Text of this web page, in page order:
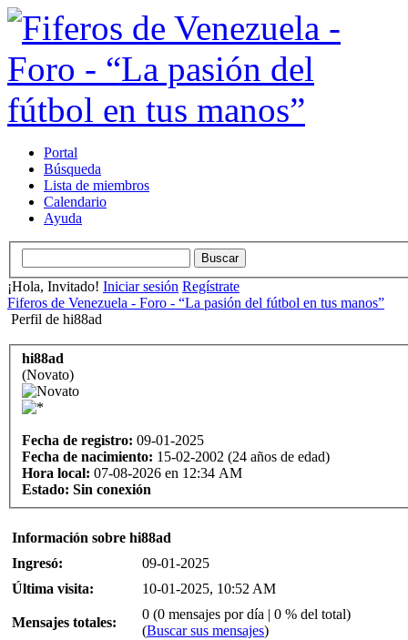
Portal
Búsqueda
Lista de miembros
Calendario
Ayuda
¡Hola, Invitado! Iniciar sesión Regístrate
Fiferos de Venezuela - Foro - “La pasión del fútbol en tus manos”
Perfil de hi88ad
hi88ad
(Novato)
Fecha de registro: 09-01-2025
Fecha de nacimiento: 15-02-2002 (24 años de edad)
Hora local: 07-08-2026 en 12:34 AM
Estado: Sin conexión
Información sobre hi88ad
Ingresó:
09-01-2025
Última visita:
10-01-2025, 10:52 AM
Mensajes totales:
0 (0 mensajes por día | 0 % del total)
(Buscar sus mensajes)